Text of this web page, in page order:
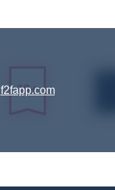
f2fapp.com